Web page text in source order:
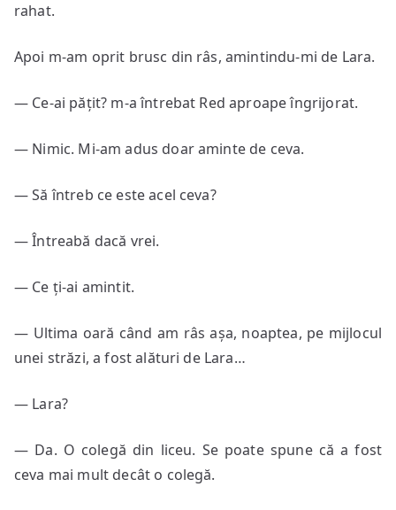
rahat.
Apoi m-am oprit brusc din râs, amintindu-mi de Lara.
— Ce-ai pățit? m-a întrebat Red aproape îngrijorat.
— Nimic. Mi-am adus doar aminte de ceva.
— Să întreb ce este acel ceva?
— Întreabă dacă vrei.
— Ce ți-ai amintit.
— Ultima oară când am râs așa, noaptea, pe mijlocul
unei străzi, a fost alături de Lara…
— Lara?
— Da. O colegă din liceu. Se poate spune că a fost
ceva mai mult decât o colegă.